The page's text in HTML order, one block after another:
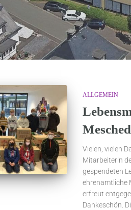
ALLGEMEIN
Vielen, vielen
Mitarbeiterin
gespendeten
ehrenamtliche
erfreut
Dankeschön.